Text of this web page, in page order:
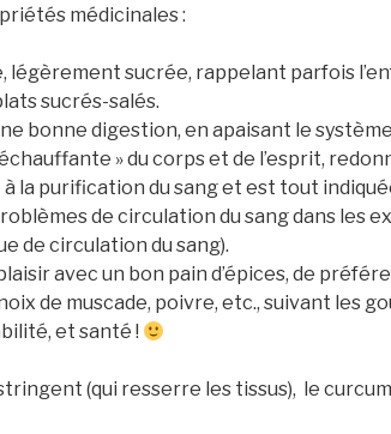
médicinales :
légèrement sucrée, rappelant parfois
sucrés-salés.
bonne digestion, en apaisant le
» du corps et de l’esprit,
la purification du sang et est tout
de circulation du sang dans les
de circulation du sang).
avec un bon pain d’épices, de
de muscade, poivre, etc., suivant les
et santé !
(qui resserre les tissus), le